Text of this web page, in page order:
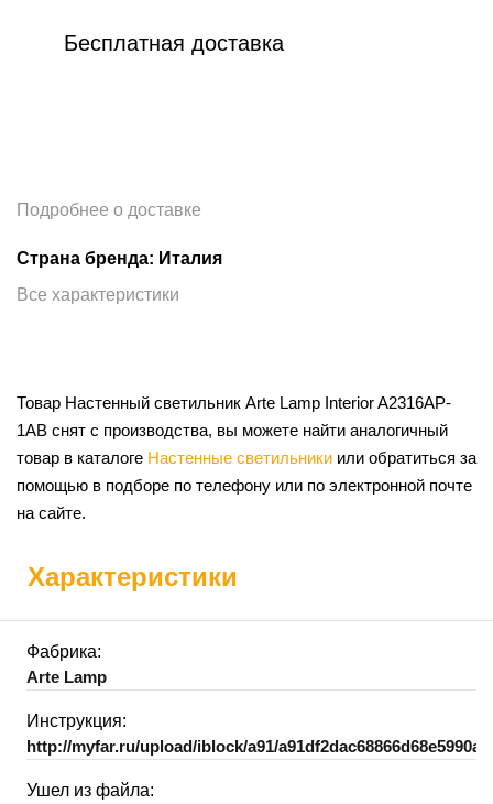
Бесплатная доставка
Подробнее о доставке
Страна бренда: Италия
Все характеристики
Товар Настенный светильник Arte Lamp Interior A2316AP-
1AB снят с производства, вы можете найти аналогичный
товар в каталоге Настенные светильники или обратиться за
помощью в подборе по телефону или по электронной почте
на сайте.
Характеристики
Фабрика:
Arte Lamp
Инструкция:
http://myfar.ru/upload/iblock/a91/
Ушел из файла: